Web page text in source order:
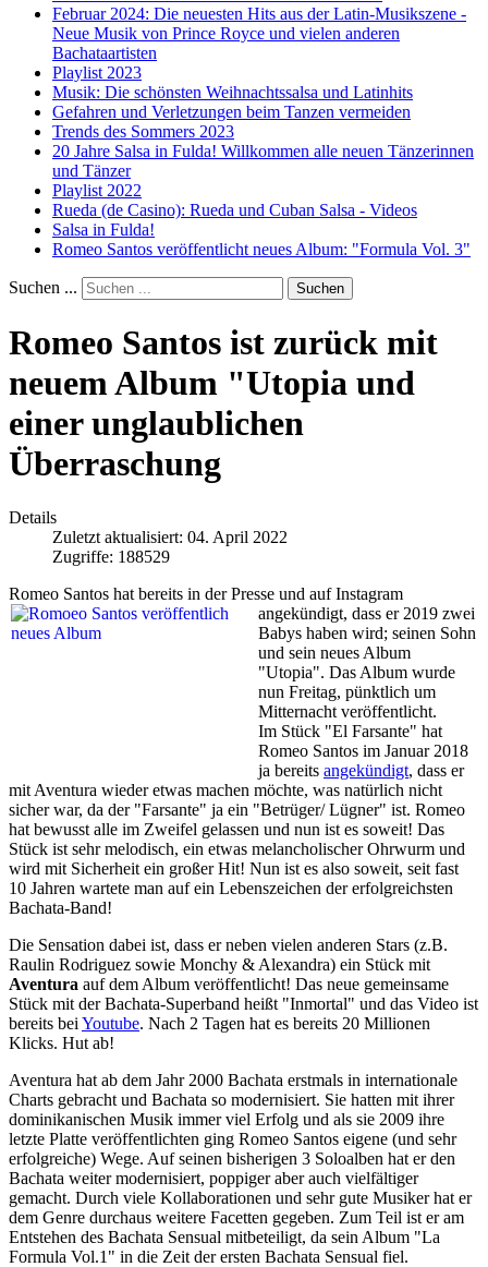
Februar 2024: Die neuesten Hits aus der Latin-Musikszene -
Neue Musik von Prince Royce und vielen anderen
Bachataartisten
Playlist 2023
Musik: Die schönsten Weihnachtssalsa und Latinhits
Gefahren und Verletzungen beim Tanzen vermeiden
Trends des Sommers 2023
20 Jahre Salsa in Fulda! Willkommen alle neuen Tänzerinnen
und Tänzer
Playlist 2022
Rueda (de Casino): Rueda und Cuban Salsa - Videos
Salsa in Fulda!
Romeo Santos veröffentlicht neues Album: "Formula Vol. 3"
Suchen ... Suchen
Romeo Santos ist zurück mit
neuem Album "Utopia und
einer unglaublichen
Überraschung
Details
Zuletzt aktualisiert: 04. April 2022
Zugriffe: 188529
Romeo Santos hat bereits in der Presse und auf Instagram
angekündigt, dass er 2019 zwei
Babys haben wird; seinen Sohn
und sein neues Album
"Utopia". Das Album wurde
nun Freitag, pünktlich um
Mitternacht veröffentlicht.
Im Stück "El Farsante" hat
Romeo Santos im Januar 2018
ja bereits angekündigt, dass er
mit Aventura wieder etwas machen möchte, was natürlich nicht
sicher war, da der "Farsante" ja ein "Betrüger/ Lügner" ist. Romeo
hat bewusst alle im Zweifel gelassen und nun ist es soweit! Das
Stück ist sehr melodisch, ein etwas melancholischer Ohrwurm und
wird mit Sicherheit ein großer Hit! Nun ist es also soweit, seit fast
10 Jahren wartete man auf ein Lebenszeichen der erfolgreichsten
Bachata-Band!
Die Sensation dabei ist, dass er neben vielen anderen Stars (z.B.
Raulin Rodriguez sowie Monchy & Alexandra) ein Stück mit
Aventura auf dem Album veröffentlicht! Das neue gemeinsame
Stück mit der Bachata-Superband heißt "Inmortal" und das Video ist
bereits bei Youtube. Nach 2 Tagen hat es bereits 20 Millionen
Klicks. Hut ab!
Aventura hat ab dem Jahr 2000 Bachata erstmals in internationale
Charts gebracht und Bachata so modernisiert. Sie hatten mit ihrer
dominikanischen Musik immer viel Erfolg und als sie 2009 ihre
letzte Platte veröffentlichten ging Romeo Santos eigene (und sehr
erfolgreiche) Wege. Auf seinen bisherigen 3 Soloalben hat er den
Bachata weiter modernisiert, poppiger aber auch vielfältiger
gemacht. Durch viele Kollaborationen und sehr gute Musiker hat er
dem Genre durchaus weitere Facetten gegeben. Zum Teil ist er am
Entstehen des Bachata Sensual mitbeteiligt, da sein Album "La
Formula Vol.1" in die Zeit der ersten Bachata Sensual fiel.